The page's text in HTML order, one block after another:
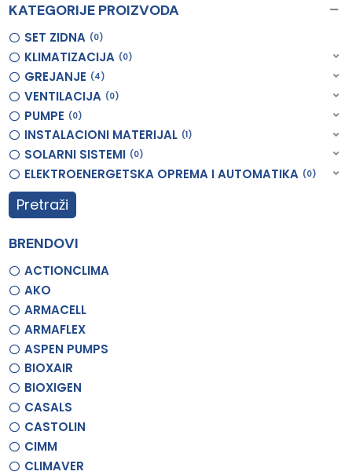
KATEGORIJE PROIZVODA
SET ZIDNA 0
KLIMATIZACIJA 0
GREJANJE 4
VENTILACIJA 0
PUMPE 0
INSTALACIONI MATERIJAL 1
SOLARNI SISTEMI 0
ELEKTROENERGETSKA OPREMA I AUTOMATIKA 0
Pretraži
BRENDOVI
ACTIONCLIMA
AKO
ARMACELL
ARMAFLEX
ASPEN PUMPS
BIOXAIR
BIOXIGEN
CASALS
CASTOLIN
CIMM
CLIMAVER